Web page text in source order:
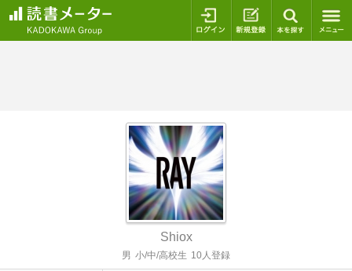
ログイン 新規登録
Shiox
男 小/中/高校生 10人登録